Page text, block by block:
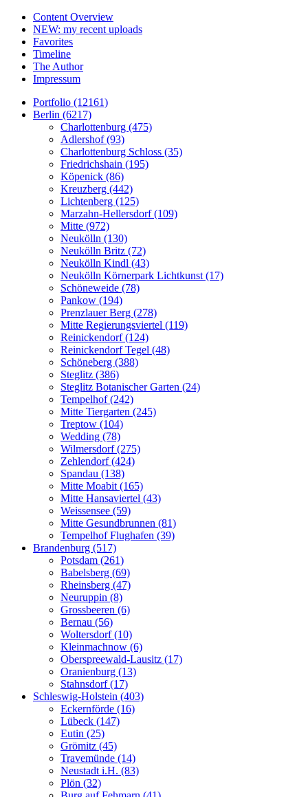
Content Overview
NEW: my recent uploads
Favorites
Timeline
The Author
Impressum
Portfolio (12161)
Berlin (6217)
Charlottenburg (475)
Adlershof (93)
Charlottenburg Schloss (35)
Friedrichshain (195)
Köpenick (86)
Kreuzberg (442)
Lichtenberg (125)
Marzahn-Hellersdorf (109)
Mitte (972)
Neukölln (130)
Neukölln Britz (72)
Neukölln Kindl (43)
Neukölln Körnerpark Lichtkunst (17)
Schöneweide (78)
Pankow (194)
Prenzlauer Berg (278)
Mitte Regierungsviertel (119)
Reinickendorf (124)
Reinickendorf Tegel (48)
Schöneberg (388)
Steglitz (386)
Steglitz Botanischer Garten (24)
Tempelhof (242)
Mitte Tiergarten (245)
Treptow (104)
Wedding (78)
Wilmersdorf (275)
Zehlendorf (424)
Spandau (138)
Mitte Moabit (165)
Mitte Hansaviertel (43)
Weissensee (59)
Mitte Gesundbrunnen (81)
Tempelhof Flughafen (39)
Brandenburg (517)
Potsdam (261)
Babelsberg (69)
Rheinsberg (47)
Neuruppin (8)
Grossbeeren (6)
Bernau (56)
Woltersdorf (10)
Kleinmachnow (6)
Oberspreewald-Lausitz (17)
Oranienburg (13)
Stahnsdorf (17)
Schleswig-Holstein (403)
Eckernförde (16)
Lübeck (147)
Eutin (25)
Grömitz (45)
Travemünde (14)
Neustadt i.H. (83)
Plön (32)